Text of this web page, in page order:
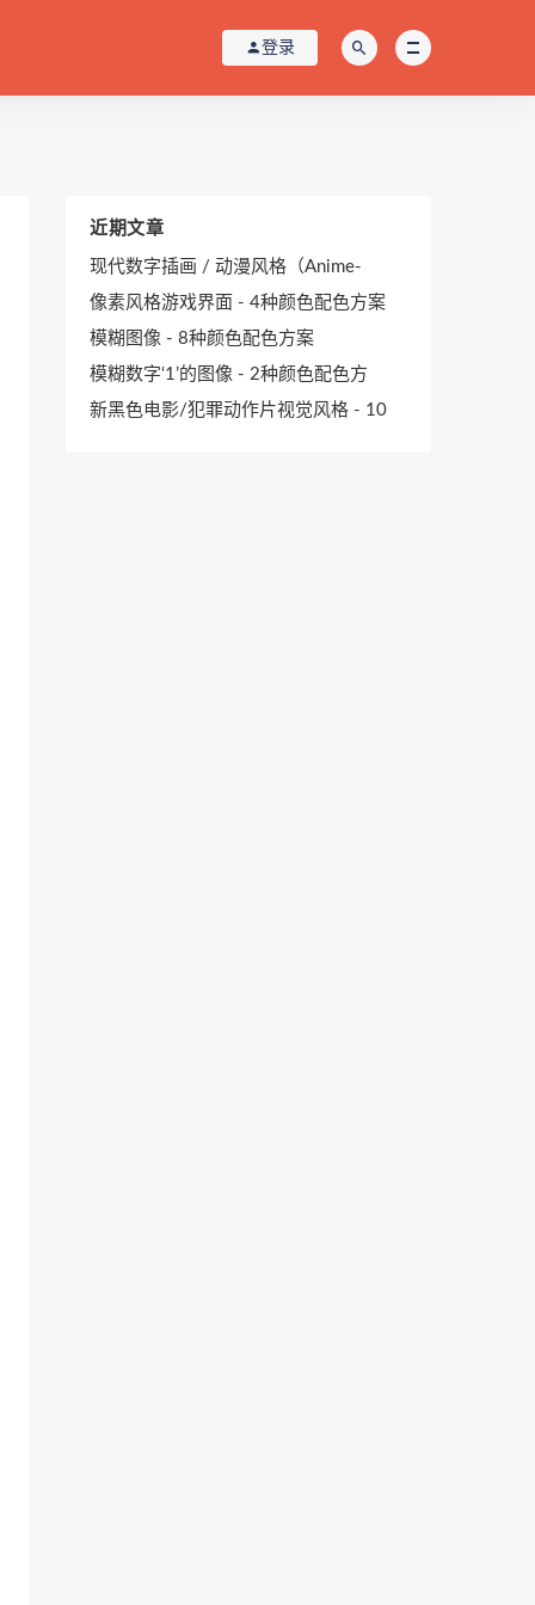
登录
近期文章
现代数字插画 / 动漫风格（Anime-
像素风格游戏界面 - 4种颜色配色方案
模糊图像 - 8种颜色配色方案
模糊数字‘1’的图像 - 2种颜色配色方
新黑色电影/犯罪动作片视觉风格 - 10